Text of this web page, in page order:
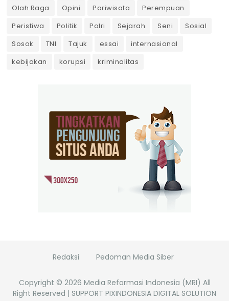
Olah Raga
Opini Pariwisata
Perempuan
Peristiwa
Politik Polri Sejarah Seni
Sosial
Sosok
TNI Tajuk essai
internasional
kebijakan
korupsi kriminalitas
Redaksi Pedoman Media Siber
Copyright © 2026 Media Reformasi Indonesia (MRI) All
Right Reserved | SUPPORT PIXINDONESIA DIGITAL SOLUTION